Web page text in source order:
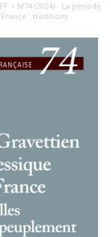
> M74 (2024) - La période
: traditions